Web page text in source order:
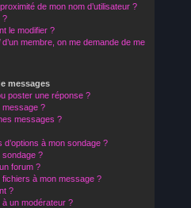
de mon nom d’utilisateur ?
?
le modifier ?
d’un membre, on me demande de me
messages
poster une réponse ?
message ?
messages ?
à mon sondage ?
sondage ?
forum ?
à mon message ?
?
un modérateur ?